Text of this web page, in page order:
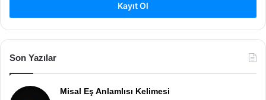
Kayıt Ol
Son Yazılar
Misal Eş Anlamlısı Kelimesi